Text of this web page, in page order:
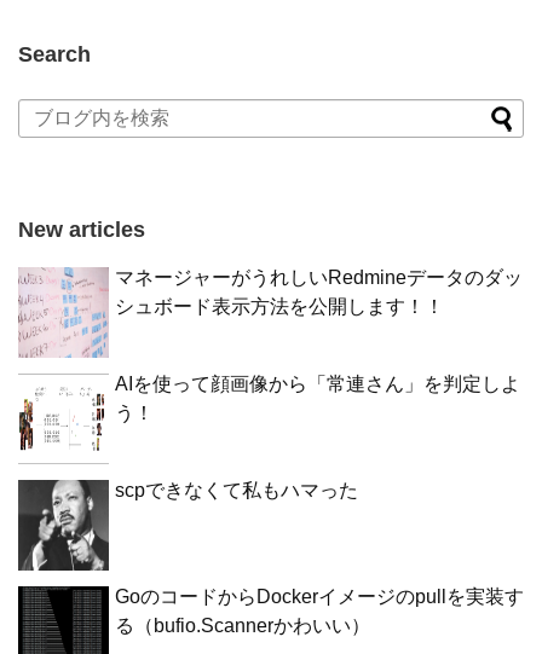
Search
New articles
マネージャーがうれしいRedmineデータのダッ
シュボード表示方法を公開します！！
AIを使って顔画像から「常連さん」を判定しよ
う！
scpできなくて私もハマった
GoのコードからDockerイメージのpullを実装す
る（bufio.Scannerかわいい）